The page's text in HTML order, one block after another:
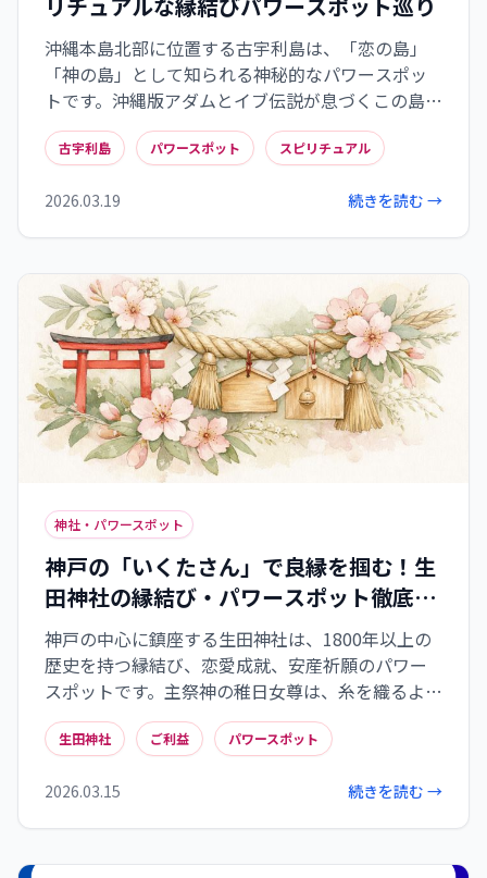
沖縄本島北部に位置する古宇利島は、「恋の島」
「神の島」として知られる神秘的なパワースポッ
トです。沖縄版アダムとイブ伝説が息づくこの島
は、生命の源と男女の縁を結ぶ強いエネルギーに
満ちています。恋愛運、縁結び、子宝にご利益があ
どころも豊富。美しい自然の中で心身を癒やし、
スピリチュアルな体験を通じて、あなたの願いを
古宇利島 パワースポット スピリチュアル
2026.03.19 続きを読む →
神社・パワースポット
神戸の「いくたさん」で良縁を掴む！生
田神社の縁結び・パワースポット徹底解
説
神戸の中心に鎮座する生田神社は、1800年以上の
歴史を持つ縁結び、恋愛成就、安産祈願のパワー
スポットです。主祭神の稚日女尊は、糸を織るよう
に良縁を紡ぎ、万物の成長を司ります。生田の森の
清らかなエネルギーや、水みくじで未来を占うス
なった古社で、あなただけの良縁と幸せを掴み取
ってください。
生田神社 ご利益 パワースポット
2026.03.15 続きを読む →